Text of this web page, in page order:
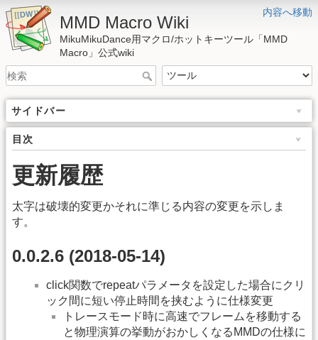
内容へ移動
MMD Macro Wiki
MikuMikuDance用マクロ/ホットキーツール「MMD
Macro」公式wiki
サイドバー
目次
更新履歴
太字は破壊的変更かそれに準じる内容の変更を示しま
す。
0.0.2.6 (2018-05-14)
click関数でrepeatパラメータを設定した場合にクリ
ック間に短い停止時間を挟むように仕様変更
トレースモード時に高速でフレームを移動する
と物理演算の挙動がおかしくなるMMDの仕様に